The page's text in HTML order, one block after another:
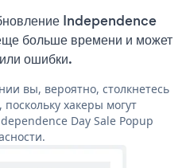
Independence
больше времени и может
ошибки.
вы, вероятно, столкнетесь
хакеры могут
Day Sale Popup